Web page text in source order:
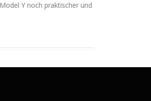
Y noch praktischer und